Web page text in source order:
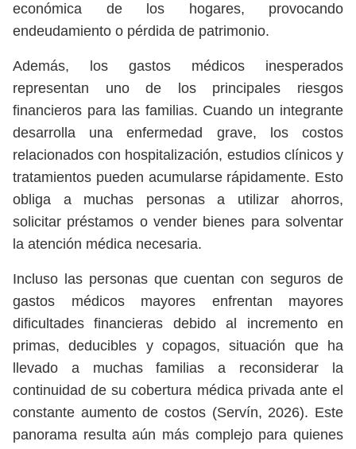
económica de los hogares, provocando
endeudamiento o pérdida de patrimonio.
Además, los gastos médicos inesperados
representan uno de los principales riesgos
financieros para las familias. Cuando un integrante
desarrolla una enfermedad grave, los costos
relacionados con hospitalización, estudios clínicos y
tratamientos pueden acumularse rápidamente. Esto
obliga a muchas personas a utilizar ahorros,
solicitar préstamos o vender bienes para solventar
la atención médica necesaria.
Incluso las personas que cuentan con seguros de
gastos médicos mayores enfrentan mayores
dificultades financieras debido al incremento en
primas, deducibles y copagos, situación que ha
llevado a muchas familias a reconsiderar la
continuidad de su cobertura médica privada ante el
constante aumento de costos (Servín, 2026). Este
panorama resulta aún más complejo para quienes